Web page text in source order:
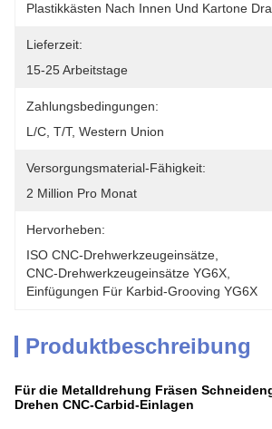
Plastikkästen Nach Innen Und Kartone
Lieferzeit:
15-25 Arbeitstage
Zahlungsbedingungen:
L/C, T/T, Western Union
Versorgungsmaterial-Fähigkeit:
2 Million Pro Monat
Hervorheben:
ISO CNC-Drehwerkzeugeinsätze
CNC-Drehwerkzeugeinsätze YG6X
Einfügungen Für Karbid-Grooving YG6X
Produktbeschreibung
Für die Metalldrehung Fräsen
Drehen CNC-Carbid-Einlagen